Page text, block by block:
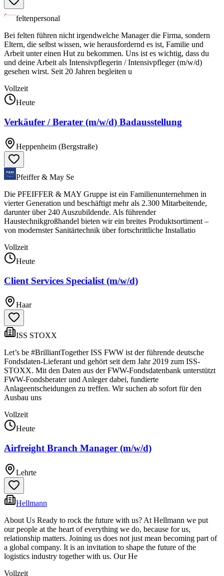
feltenpersonal
Bei felten führen nicht irgendwelche Manager die Firma, sondern
Eltern, die selbst wissen, wie herausfordernd es ist, Familie und
Arbeit unter einen Hut zu bekommen. Uns ist es wichtig, dass du
und deine Arbeit als Intensivpflegerin / Intensivpfleger (m/w/d)
gesehen wirst. Seit 20 Jahren begleiten u
Vollzeit
Heute
Verkäufer / Berater (m/w/d) Badausstellung
Heppenheim (Bergstraße)
Pfeiffer & May Se
Die PFEIFFER & MAY Gruppe ist ein Familienunternehmen in
vierter Generation und beschäftigt mehr als 2.300 Mitarbeitende,
darunter über 240 Auszubildende. Als führender
Haustechnikgroßhandel bieten wir ein breites Produktsortiment –
von modernster Sanitärtechnik über fortschrittliche Installatio
Vollzeit
Heute
Client Services Specialist (m/w/d)
Haar
ISS STOXX
Let’s be #BrilliantTogether ISS FWW ist der führende deutsche
Fondsdaten-Lieferant und gehört seit dem Jahr 2019 zum ISS-
STOXX. Mit den Daten aus der FWW-Fondsdatenbank unterstützt
FWW-Fondsberater und Anleger dabei, fundierte
Anlageentscheidungen zu treffen. Wir suchen ab sofort für den
Ausbau uns
Vollzeit
Heute
Airfreight Branch Manager (m/w/d)
Lehrte
Hellmann
About Us Ready to rock the future with us? At Hellmann we put
our people at the heart of everything we do, because for us,
relationship matters. Joining us does not just mean becoming part of
a global company. It is an invitation to shape the future of the
logistics industry together with us. Our He
Vollzeit